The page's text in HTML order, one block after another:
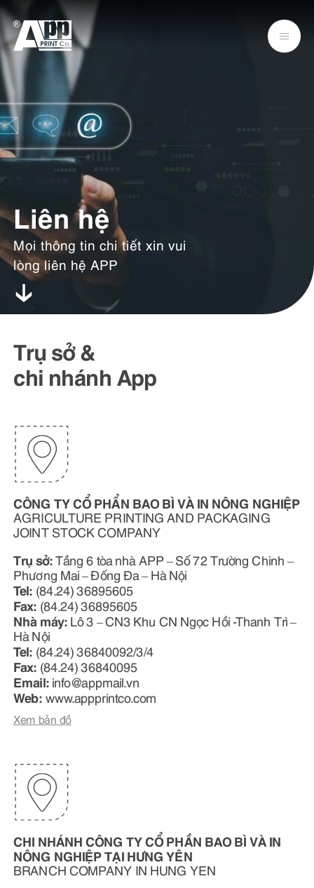
Liên hệ
Mọi thông tin chi tiết xin vui
lòng liên hệ APP
Trụ sở &
chi nhánh App
CÔNG TY CỔ PHẨN BAO BÌ VÀ IN NÔNG NGHIỆP
AGRICULTURE PRINTING AND PACKAGING
JOINT STOCK COMPANY
Trụ sở:Tầng 6 tòa nhà APP – Số 72 Trường Chinh –
Phương Mai – Đống Đa – Hà Nội
Tel: (84.24) 36895605
Fax: (84.24) 36895605
Nhà máy:Lô 3 – CN3 Khu CN Ngọc Hồi -Thanh Trì –
Hà Nội
Tel: (84.24) 36840092/3/4
Fax: (84.24) 36840095
Email: info@ appmail.vn
Web: www.appprintco.com
Xem bản đồ
CHI NHÁNH CÔNG TY CỔ PHẦN BAO BÌ VÀ IN
NÔNG NGHIỆP TẠI HƯNG YÊN
BRANCH COMPANY IN HUNG YEN